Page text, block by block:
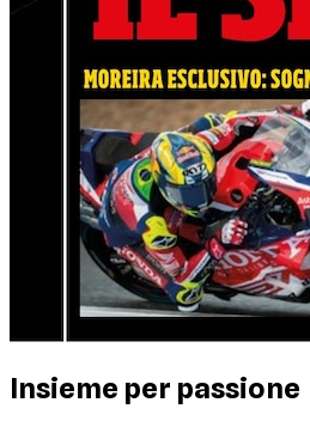
Insieme per passione